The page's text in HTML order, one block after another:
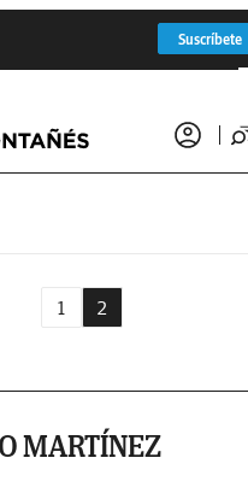
Suscríbete
1 2
MARTÍNEZ